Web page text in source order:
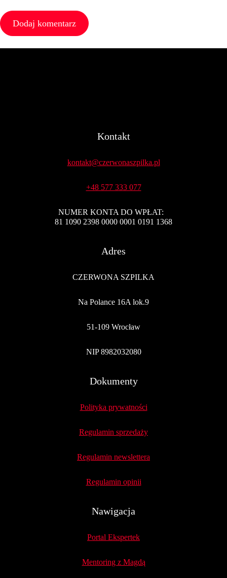
Kontakt
kontakt@czerwonaszpilka.pl
+48 577 333 077
NUMER KONTA DO WPŁAT:
81 1090 2398 0000 0001 0191 1368
Adres
CZERWONA SZPILKA
Na Polance 16A lok.9
51-109 Wrocław
NIP 8982032080
Dokumenty
Polityka prywatności
Regulamin sprzedaży
Regulamin newslettera
Regulamin opinii
Nawigacja
Portal Ekspertek
Mentoring z Magdą